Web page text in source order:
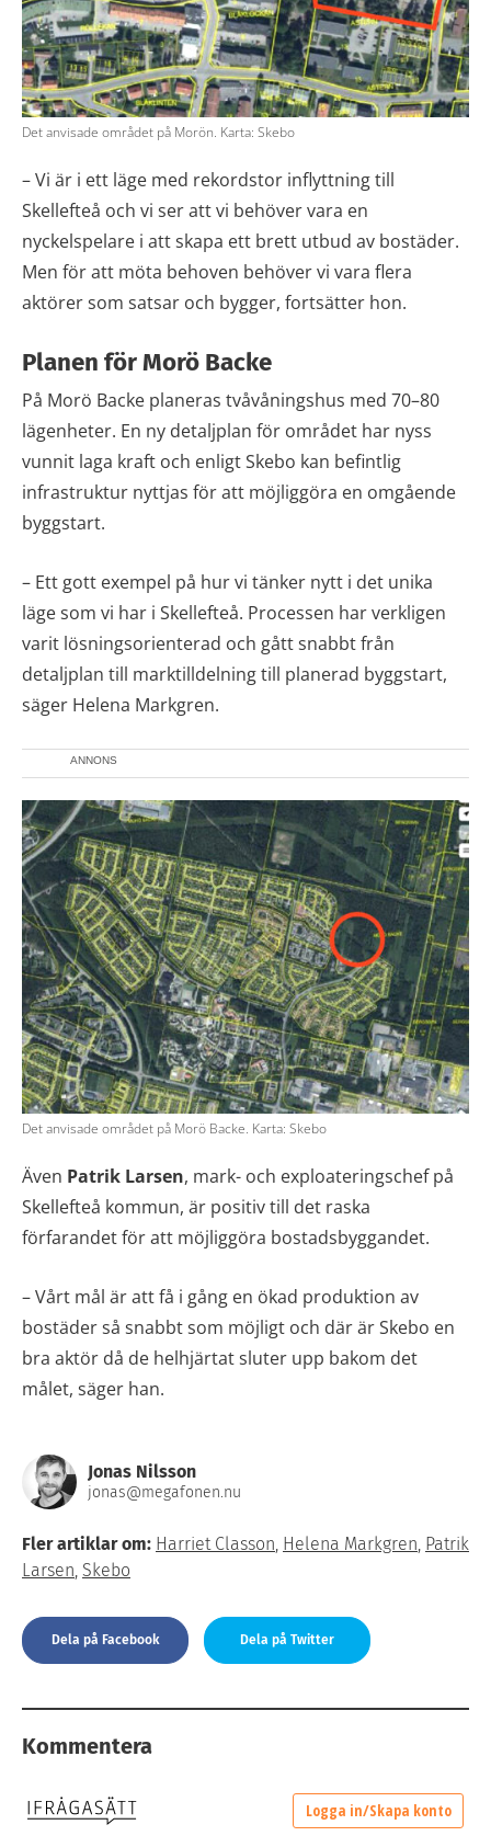
Det anvisade området på Morön. Karta: Skebo
– Vi är i ett läge med rekordstor inflyttning till
Skellefteå och vi ser att vi behöver vara en
nyckelspelare i att skapa ett brett utbud av bostäder.
Men för att möta behoven behöver vi vara flera
aktörer som satsar och bygger, fortsätter hon.
Planen för Morö Backe
På Morö Backe planeras tvåvåningshus med 70–80
lägenheter. En ny detaljplan för området har nyss
vunnit laga kraft och enligt Skebo kan befintlig
infrastruktur nyttjas för att möjliggöra en omgående
byggstart.
– Ett gott exempel på hur vi tänker nytt i det unika
läge som vi har i Skellefteå. Processen har verkligen
varit lösningsorienterad och gått snabbt från
detaljplan till marktilldelning till planerad byggstart,
säger Helena Markgren.
ANNONS
Det anvisade området på Morö Backe. Karta: Skebo
Även Patrik Larsen, mark- och exploateringschef på
Skellefteå kommun, är positiv till det raska
förfarandet för att möjliggöra bostadsbyggandet.
– Vårt mål är att få i gång en ökad produktion av
bostäder så snabbt som möjligt och där är Skebo en
bra aktör då de helhjärtat sluter upp bakom det
målet, säger han.
Jonas Nilsson
jonas@megafonen.nu
Fler artiklar om: Harriet Classon, Helena Markgren, Patrik
Larsen, Skebo
Dela på Facebook Dela på Twitter
Kommentera